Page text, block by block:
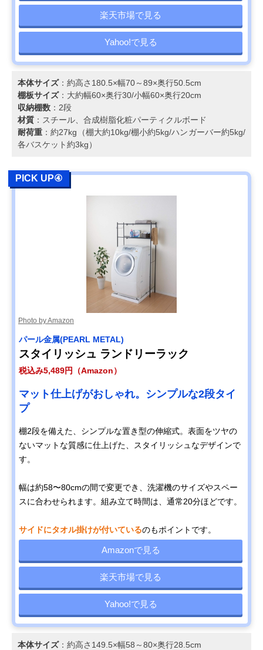
楽天市場で見る
Yahoo!で見る
本体サイズ：約高さ180.5×幅70～89×奥行50.5cm
棚板サイズ：大約幅60×奥行30/小幅60×奥行20cm
収納棚数 ：2段
材質 ：スチール、合成樹脂化粧パーティクルボード
耐荷重 ：約27kg（棚大約10kg/棚小約5kg/ハンガーバー約5kg/
各バスケット約3kg）
PICK UP④
Photo by Amazon
パール金属(PEARL METAL)
スタイリッシュ ランドリーラック
税込み5,489円（Amazon）
マット仕上げがおしゃれ。シンプルな2段タイ
プ
棚2段を備えた、シンプルな置き型の伸縮式。表面をツヤの
ないマットな質感に仕上げた、スタイリッシュなデザインで
す。
幅は約58〜80cmの間で変更でき、洗濯機のサイズやスペー
スに合わせられます。組み立て時間は、通常20分ほどです。
サイドにタオル掛けが付いているのもポイントです。
Amazonで見る
楽天市場で見る
Yahoo!で見る
本体サイズ：約高さ149.5×幅58～80×奥行28.5cm